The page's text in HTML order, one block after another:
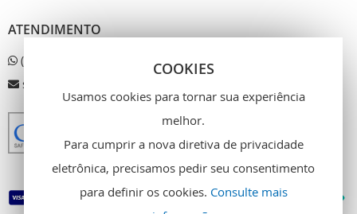
COOKIES
Usamos cookies para tornar sua experiência
melhor.
Para cumprir a nova diretiva de privacidade
eletrônica, precisamos pedir seu consentimento
para definir os cookies. Consulte mais
ATENDIMENTO
(31) 9999-9999
sac@email.com.br